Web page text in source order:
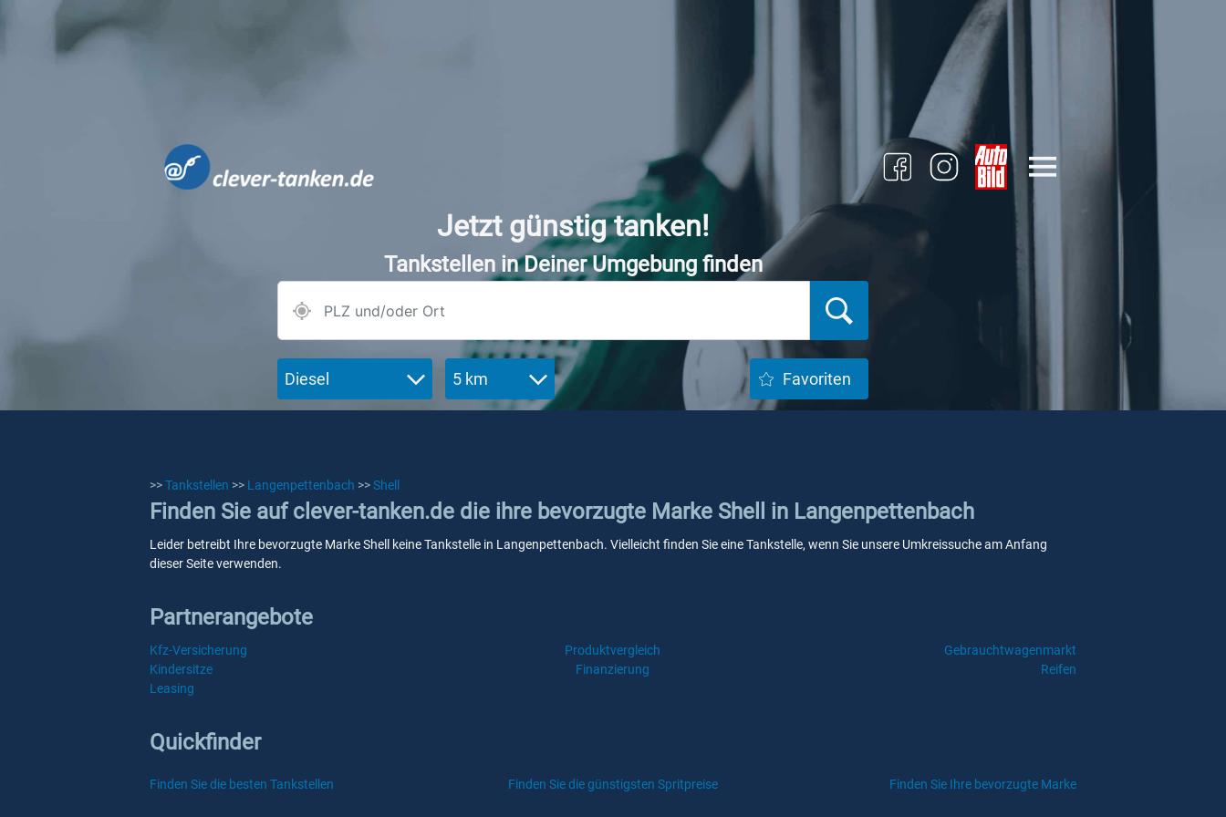
Jetzt günstig tanken!
Tankstellen in Deiner Umgebung finden
Diesel 5 km Favoriten
>>Tankstellen >> Langenpettenbach >>Shell
Finden Sie auf clever-tanken.de die ihre bevorzugte Marke Shell in Langenpettenbach
Leider betreibt Ihre bevorzugte Marke Shell keine Tankstelle in Langenpettenbach. Vielleicht finden Sie eine Tankstelle, wenn Sie unsere Umkreissuche am Anfang
dieser Seite verwenden.
Partnerangebote
Kfz-Versicherung Produktvergleich
Gebrauchtwagenmarkt
Kindersitze
Finanzierung
Reifen
Leasing
Quickfinder
Finden Sie die besten Tankstellen Finden Sie die günstigsten Spritpreise Finden Sie Ihre bevorzugte Marke